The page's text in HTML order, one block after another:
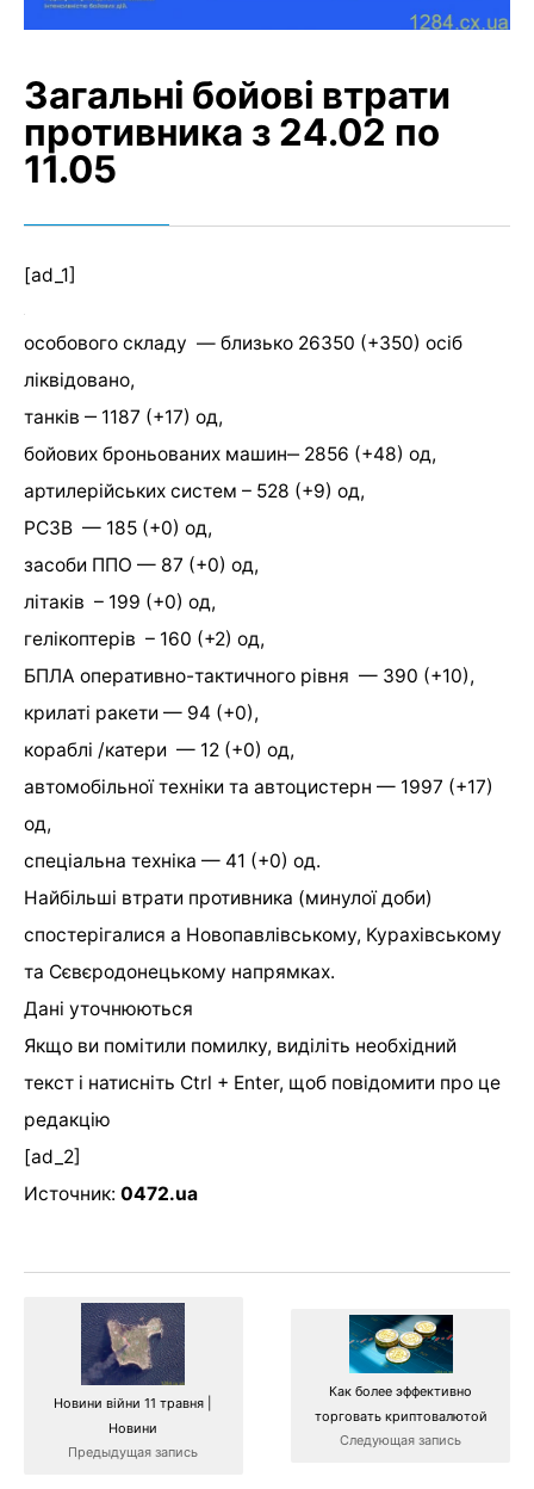
Загальні бойові втрати
противника з 24.02 по
11.05
[ad_1]
особового складу — близько 26350 (+350) осіб
ліквідовано,
танків ‒ 1187 (+17) од,
бойових броньованих машин‒ 2856 (+48) од,
артилерійських систем – 528 (+9) од,
РСЗВ — 185 (+0) од,
засоби ППО — 87 (+0) од,
літаків – 199 (+0) од,
гелікоптерів – 160 (+2) од,
БПЛА оперативно-тактичного рівня — 390 (+10),
крилаті ракети — 94 (+0),
кораблі /катери — 12 (+0) од,
автомобільної техніки та автоцистерн — 1997 (+17)
од,
спеціальна техніка — 41 (+0) од.
Найбільші втрати противника (минулої доби)
спостерігалися а Новопавлівському, Курахівському
та Сєвєродонецькому напрямках.
Дані уточнюються
Якщо ви помітили помилку, виділіть необхідний
текст і натисніть Ctrl + Enter, щоб повідомити про це
редакцію
[ad_2]
Источник: 0472.ua
Новини війни 11 травня |
Новини
Предыдущая запись
Как более эффективно
торговать криптовалютой
Следующая запись